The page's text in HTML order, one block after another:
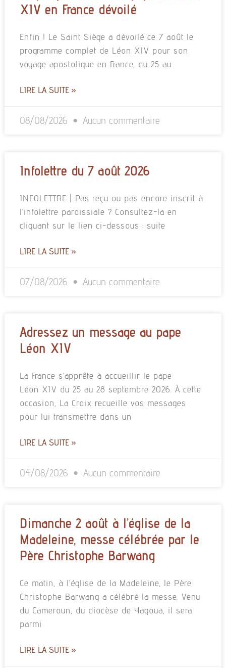
XIV en France dévoilé
Enfin ! Le Saint Siège a dévoilé ce 7 août le
programme complet de Léon XIV pour son
voyage apostolique en France, du 25 au
LIRE LA SUITE »
08/08/2026 Aucun commentaire
Infolettre du 7 août 2026
INFOLETTRE | Pas reçu ou pas encore inscrit à
l’infolettre paroissiale ? Consultez-la en
cliquant sur le lien ci-dessous : suite
LIRE LA SUITE »
07/08/2026 Aucun commentaire
Adressez un message au pape
Léon XIV
La France s’apprête à accueillir le pape
Léon XIV du 25 au 28 septembre 2026. À cette
occasion, La Croix recueille vos messages
pour lui transmettre dans un
LIRE LA SUITE »
04/08/2026 Aucun commentaire
Dimanche 2 août à l’église de la
Madeleine, messe célébrée par le
Père Christophe Barwang
Ce matin, à l’église de la Madeleine, le Père
Christophe Barwang a célébré la messe. Venu
du Cameroun, du diocèse de Yagoua, il sera
parmi
LIRE LA SUITE »